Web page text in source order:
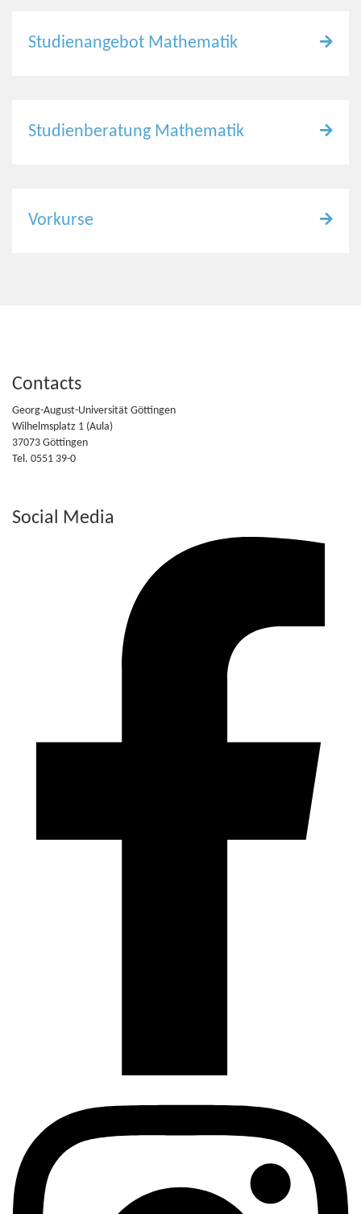
Studienangebot Mathematik
Studienberatung Mathematik
Vorkurse
Contacts
Georg-August-Universität Göttingen
Wilhelmsplatz 1 (Aula)
37073 Göttingen
Tel. 0551 39-0
Social Media